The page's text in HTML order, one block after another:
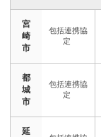
宮
崎
市
都
城
市
延